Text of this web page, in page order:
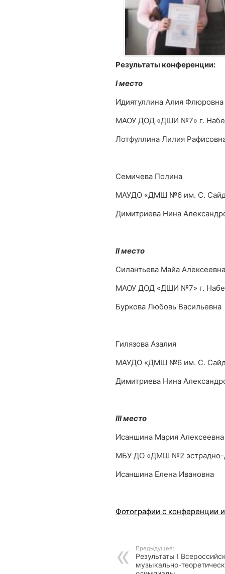
Результаты конференции:
I место
Идиятуллина Алия Флюровна
МАОУ ДОД «ДШИ №7» г.
Лотфуллина Лилия
Семичева Полина
МАУДО «ДМШ №6 им. С.
Димитриева Нина
II место
Силантьева Майа Алексеевна
МАОУ ДОД «ДШИ №7» г.
Буркова Любовь Васильевна
Гилязова Азалия
МАУДО «ДМШ №6 им. С.
Димитриева Нина
III место
Исаншина Мария Алексеевна
МБУ ДО «ДМШ №2 эстрадно-
Исаншина Елена Ивановна
Фотографии с конференции
Предыдущее:
Результаты I
музыкально-